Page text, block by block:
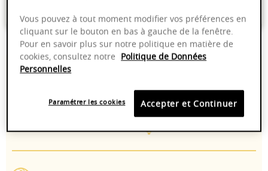
13,00%
2022 - 2025
Mécanique
Vous pouvez à tout moment modifier vos préférences en
cliquant sur le bouton en bas à gauche de la fenêtre.
Pour en savoir plus sur notre politique en matière de
cookies, consultez notre Politique de Données
Personnelles
Accepter et Continuer
Paramétrer les cookies